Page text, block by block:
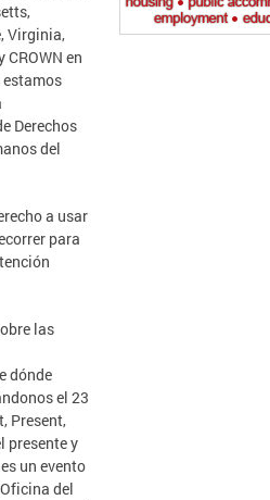
Virginia,
en
estamos
Derechos
del
a usar
para
las
dónde
el 23
Present,
presente y
un evento
del